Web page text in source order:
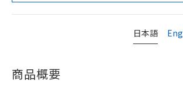
日本語
商品概要